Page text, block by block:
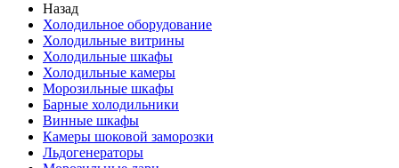
Назад
Холодильное оборудование
Холодильные витрины
Холодильные шкафы
Холодильные камеры
Морозильные шкафы
Барные холодильники
Винные шкафы
Камеры шоковой заморозки
Льдогенераторы